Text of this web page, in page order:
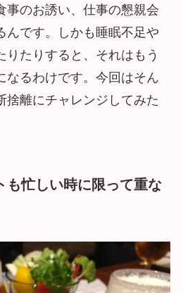
事のお誘い、仕事の懇親会
んです。しかも睡眠不足や
りたりすると、それはもう
なるわけです。今回はそん
捨離にチャレンジしてみた
も忙しい時に限って重な